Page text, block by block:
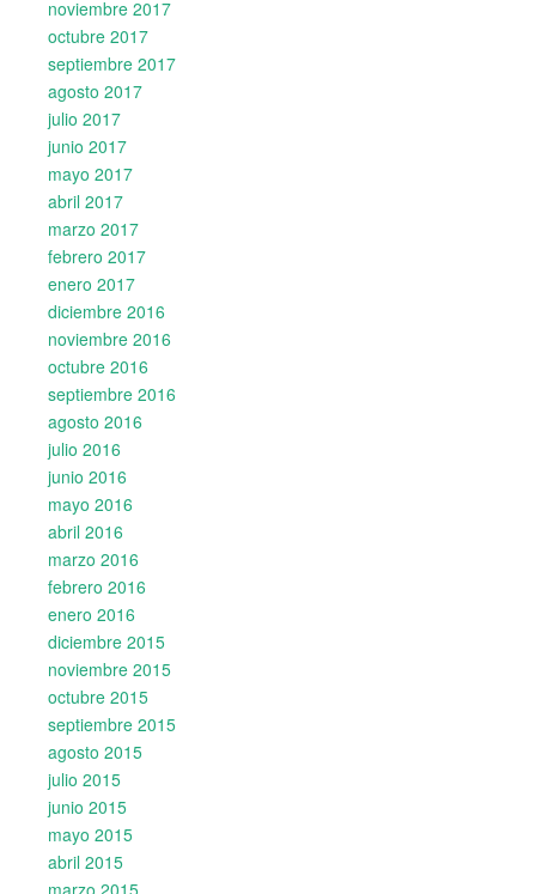
noviembre 2017
octubre 2017
septiembre 2017
agosto 2017
julio 2017
junio 2017
mayo 2017
abril 2017
marzo 2017
febrero 2017
enero 2017
diciembre 2016
noviembre 2016
octubre 2016
septiembre 2016
agosto 2016
julio 2016
junio 2016
mayo 2016
abril 2016
marzo 2016
febrero 2016
enero 2016
diciembre 2015
noviembre 2015
octubre 2015
septiembre 2015
agosto 2015
julio 2015
junio 2015
mayo 2015
abril 2015
marzo 2015